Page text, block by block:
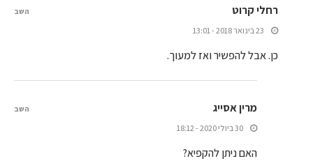
רחלי קרוט
23 בינואר 2018 - 13:01
כן. אבל להפשיר ואז למעוך.
השב
מרין אסייג
30 ביולי 2020 - 18:12
האם ניתן להקפיא?
השב